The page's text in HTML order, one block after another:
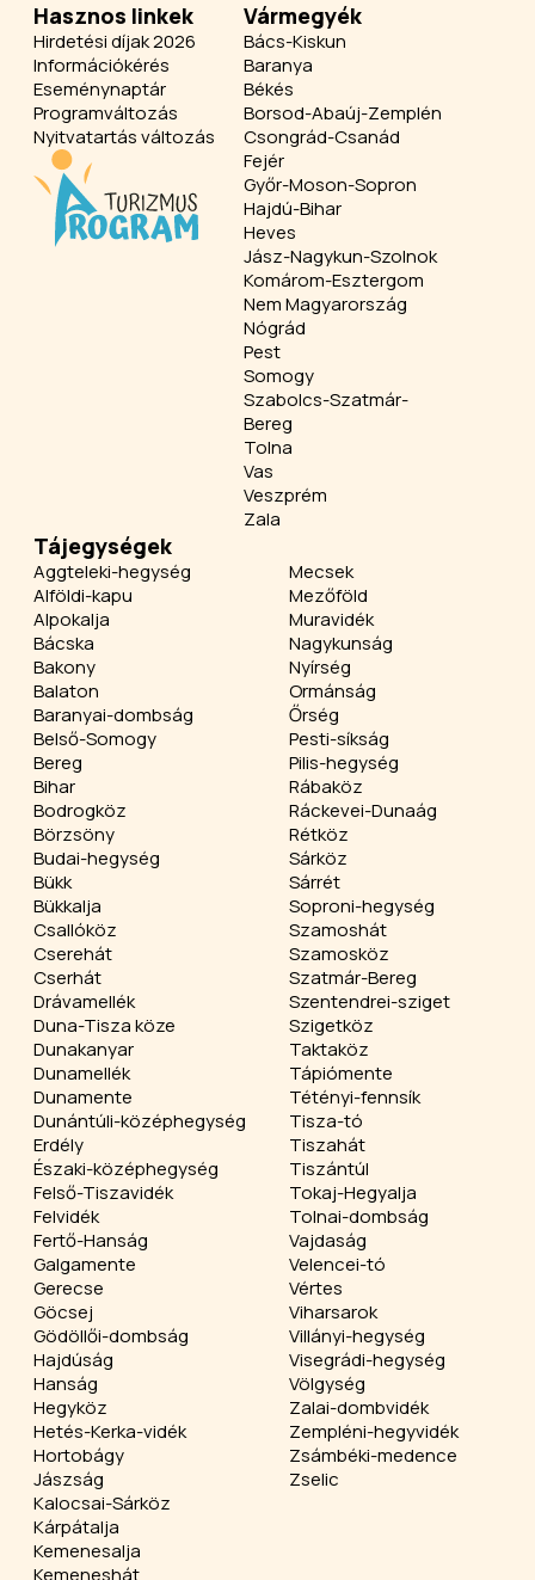
Hasznos linkek
Hirdetési díjak 2026
Információkérés
Eseménynaptár
Programváltozás
Nyitvatartás változás
Vármegyék
Bács-Kiskun
Baranya
Békés
Borsod-Abaúj-Zemplén
Csongrád-Csanád
Fejér
Győr-Moson-Sopron
Hajdú-Bihar
Heves
Jász-Nagykun-Szolnok
Komárom-Esztergom
Nem Magyarország
Nógrád
Pest
Somogy
Szabolcs-Szatmár-
Bereg
Tolna
Vas
Veszprém
Zala
Tájegységek
Aggteleki-hegység
Alföldi-kapu
Alpokalja
Bácska
Bakony
Balaton
Baranyai-dombság
Belső-Somogy
Bereg
Bihar
Bodrogköz
Börzsöny
Budai-hegység
Bükk
Bükkalja
Csallóköz
Cserehát
Cserhát
Drávamellék
Duna-Tisza köze
Dunakanyar
Dunamellék
Dunamente
Dunántúli-középhegység
Erdély
Északi-középhegység
Felső-Tiszavidék
Felvidék
Fertő-Hanság
Galgamente
Gerecse
Göcsej
Gödöllői-dombság
Hajdúság
Hanság
Hegyköz
Hetés-Kerka-vidék
Hortobágy
Jászság
Kalocsai-Sárköz
Kárpátalja
Kemenesalja
Kemeneshát
Mecsek
Mezőföld
Muravidék
Nagykunság
Nyírség
Ormánság
Őrség
Pesti-síkság
Pilis-hegység
Rábaköz
Ráckevei-Dunaág
Rétköz
Sárköz
Sárrét
Soproni-hegység
Szamoshát
Szamosköz
Szatmár-Bereg
Szentendrei-sziget
Szigetköz
Taktaköz
Tápiómente
Tétényi-fennsík
Tisza-tó
Tiszahát
Tiszántúl
Tokaj-Hegyalja
Tolnai-dombság
Vajdaság
Velencei-tó
Vértes
Viharsarok
Villányi-hegység
Visegrádi-hegység
Völgység
Zalai-dombvidék
Zempléni-hegyvidék
Zsámbéki-medence
Zselic